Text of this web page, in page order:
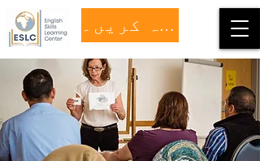
عطیہ کریں۔